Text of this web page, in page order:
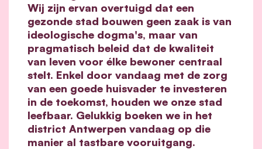
Wij zijn ervan overtuigd dat een
gezonde stad bouwen geen zaak is van
ideologische dogma's, maar van
pragmatisch beleid dat de kwaliteit
van leven voor élke bewoner centraal
stelt. Enkel door vandaag met de zorg
van een goede huisvader te investeren
in de toekomst, houden we onze stad
leefbaar. Gelukkig boeken we in het
district Antwerpen vandaag op die
manier al tastbare vooruitgang.